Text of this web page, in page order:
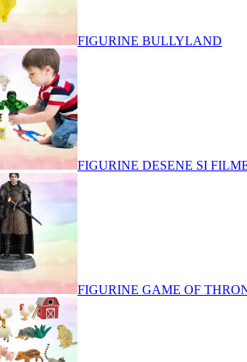
FIGURINE BULLYLAND
FIGURINE DESENE SI
FIGURINE GAME OF